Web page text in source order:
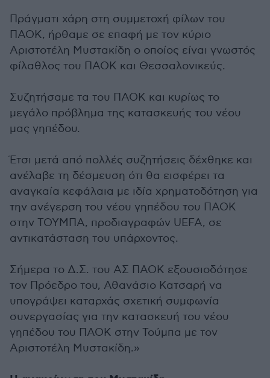
Πράγματι χάρη στη συμμετοχή φίλων του
ΠΑΟΚ, ήρθαμε σε επαφή με τον κύριο
Αριστοτέλη Μυστακίδη ο οποίος είναι γνωστός
φίλαθλος του ΠΑΟΚ και Θεσσαλονικεύς.
Συζητήσαμε τα του ΠΑΟΚ και κυρίως το
μεγάλο πρόβλημα της κατασκευής του νέου
μας γηπέδου.
Έτσι μετά από πολλές συζητήσεις δέχθηκε και
ανέλαβε τη δέσμευση ότι θα εισφέρει τα
αναγκαία κεφάλαια με ιδία χρηματοδότηση για
την ανέγερση του νέου γηπέδου του ΠΑΟΚ
στην ΤΟΥΜΠΑ, προδιαγραφών UEFA, σε
αντικατάσταση του υπάρχοντος.
Σήμερα το Δ.Σ. του ΑΣ ΠΑΟΚ εξουσιοδότησε
τον Πρόεδρο του, Αθανάσιο Κατσαρή να
υπογράψει καταρχάς σχετική συμφωνία
συνεργασίας για την κατασκευή του νέου
γηπέδου του ΠΑΟΚ στην Τούμπα με τον
Αριστοτέλη Μυστακίδη.»